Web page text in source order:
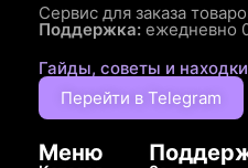
Сервис для заказа
Поддержка: ежедневно
Гайды, советы и
Перейти в Telegram
Меню